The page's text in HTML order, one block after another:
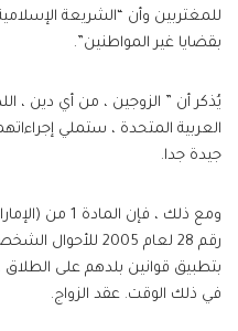
للمغتربين وأن “الشريعة
بقضايا غير المواطنين”.
يُذكر أن ” الزوجين ، من أي دين ،
العربية المتحدة ، ستملي
جيدة جدا.
ومع ذلك ، فإن
رقم 28 لعام 2005
بتطبيق قوانين بلدهم على الطلاق ،
في ذلك الوقت. عقد الزواج.